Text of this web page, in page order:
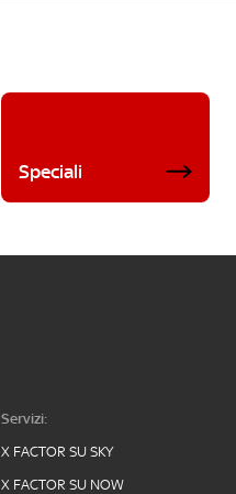
Speciali
Servizi:
X FACTOR SU SKY
X FACTOR SU NOW